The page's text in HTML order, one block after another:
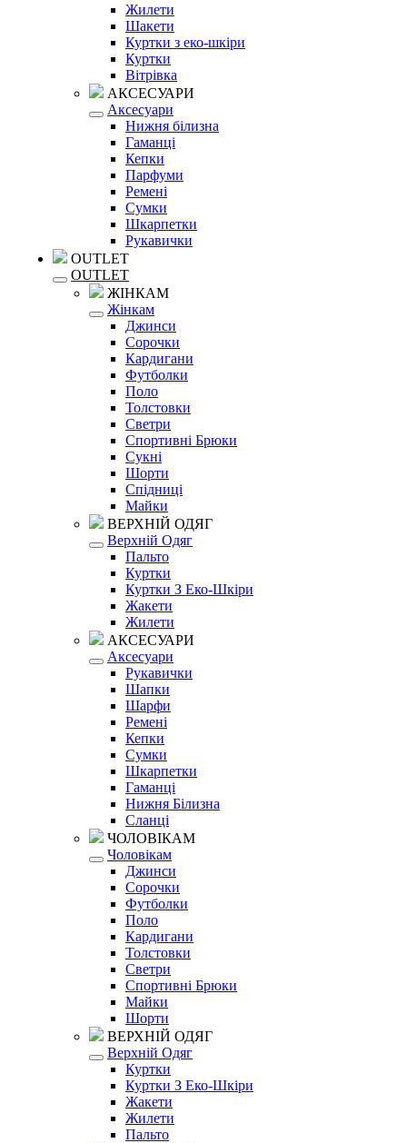
Жилети
Шакети
Куртки з еко-шкіри
Куртки
Вітрівка
АКСЕСУАРИ
Аксесуари
Нижня білизна
Гаманці
Кепки
Парфуми
Ремені
Сумки
Шкарпетки
Рукавички
OUTLET
OUTLET
ЖІНКАМ
Жінкам
Джинси
Сорочки
Кардигани
Футболки
Поло
Толстовки
Светри
Спортивні Брюки
Сукні
Шорти
Спідниці
Майки
ВЕРХНІЙ ОДЯГ
Верхній Одяг
Пальто
Куртки
Куртки З Еко-Шкіри
Жакети
Жилети
АКСЕСУАРИ
Аксесуари
Рукавички
Шапки
Шарфи
Ремені
Кепки
Сумки
Шкарпетки
Гаманці
Нижня Білизна
Сланці
ЧОЛОВІКАМ
Чоловікам
Джинси
Сорочки
Футболки
Поло
Кардигани
Толстовки
Светри
Спортивні Брюки
Майки
Шорти
ВЕРХНІЙ ОДЯГ
Верхній Одяг
Куртки
Куртки З Еко-Шкіри
Жакети
Жилети
Пальто